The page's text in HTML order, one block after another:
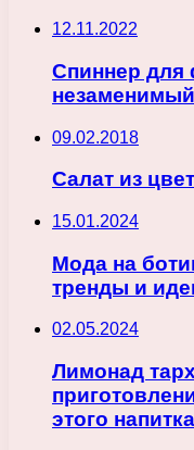
12.11.2022
Спиннер для
09.02.2018
Салат из
15.01.2024
Мода на
тренды и
02.05.2024
Лимонад
этого напитка